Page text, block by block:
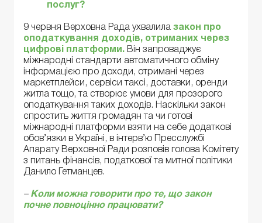
послуг?
9 червня Верховна Рада ухвалила закон про
оподаткування доходів, отриманих через
цифрові платформи. Він запроваджує
міжнародні стандарти автоматичного обміну
інформацією про доходи, отримані через
маркетплейси, сервіси таксі, доставки, оренди
житла тощо, та створює умови для прозорого
оподаткування таких доходів. Наскільки закон
спростить життя громадян та чи готові
міжнародні платформи взяти на себе додаткові
обов’язки в Україні, в інтерв’ю Пресслужбі
Апарату Верховної Ради розповів голова Комітету
з питань фінансів, податкової та митної політики
Данило Гетманцев.
– Коли можна говорити про те, що закон
почне повноцінно працювати?